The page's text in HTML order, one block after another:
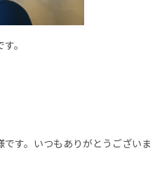
。
す。いつもありがとうございま